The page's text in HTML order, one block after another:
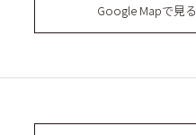
Google Mapで見る